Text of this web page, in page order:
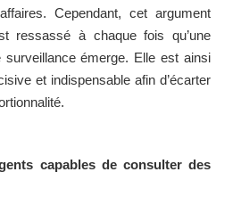
Cependant, cet argument
ressassé à chaque fois qu’une
surveillance émerge. Elle est ainsi
et indispensable afin d’écarter
capables de consulter des